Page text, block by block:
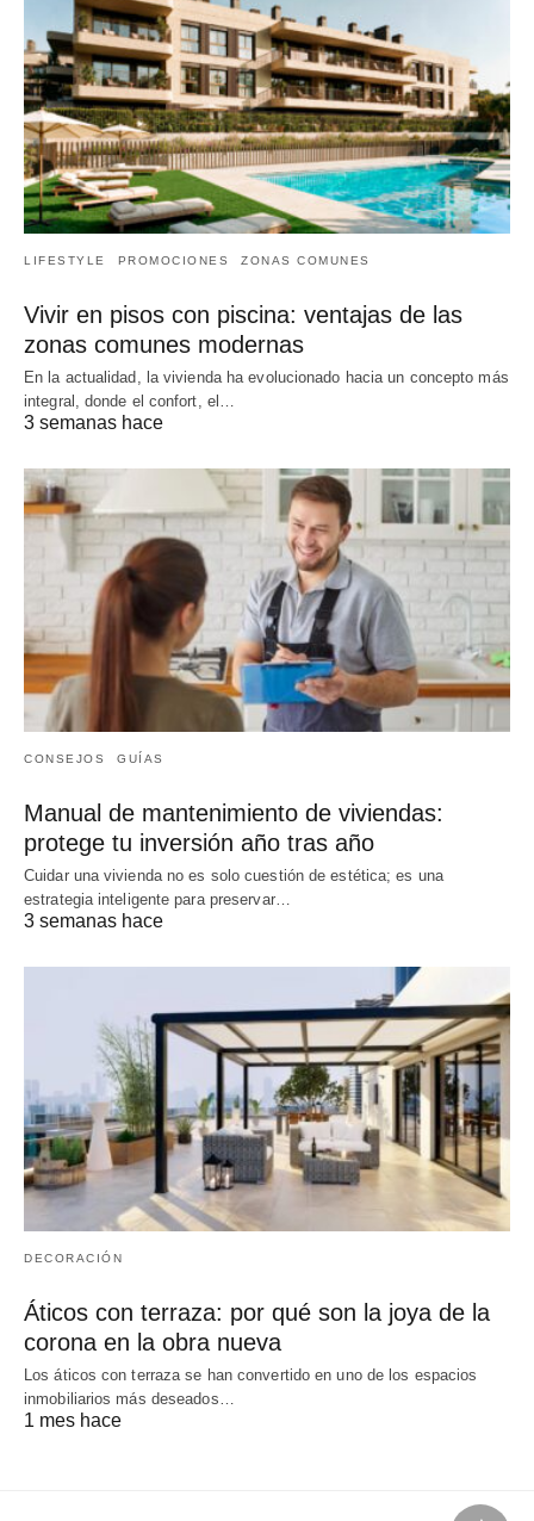
LIFESTYLE PROMOCIONES ZONAS COMUNES
Vivir en pisos con piscina: ventajas de las
zonas comunes modernas
En la actualidad, la vivienda ha evolucionado hacia un concepto más
integral, donde el confort, el…
3 semanas hace
CONSEJOS GUÍAS
Manual de mantenimiento de viviendas:
protege tu inversión año tras año
Cuidar una vivienda no es solo cuestión de estética; es una
estrategia inteligente para preservar…
3 semanas hace
DECORACIÓN
Áticos con terraza: por qué son la joya de la
corona en la obra nueva
Los áticos con terraza se han convertido en uno de los espacios
inmobiliarios más deseados…
1 mes hace